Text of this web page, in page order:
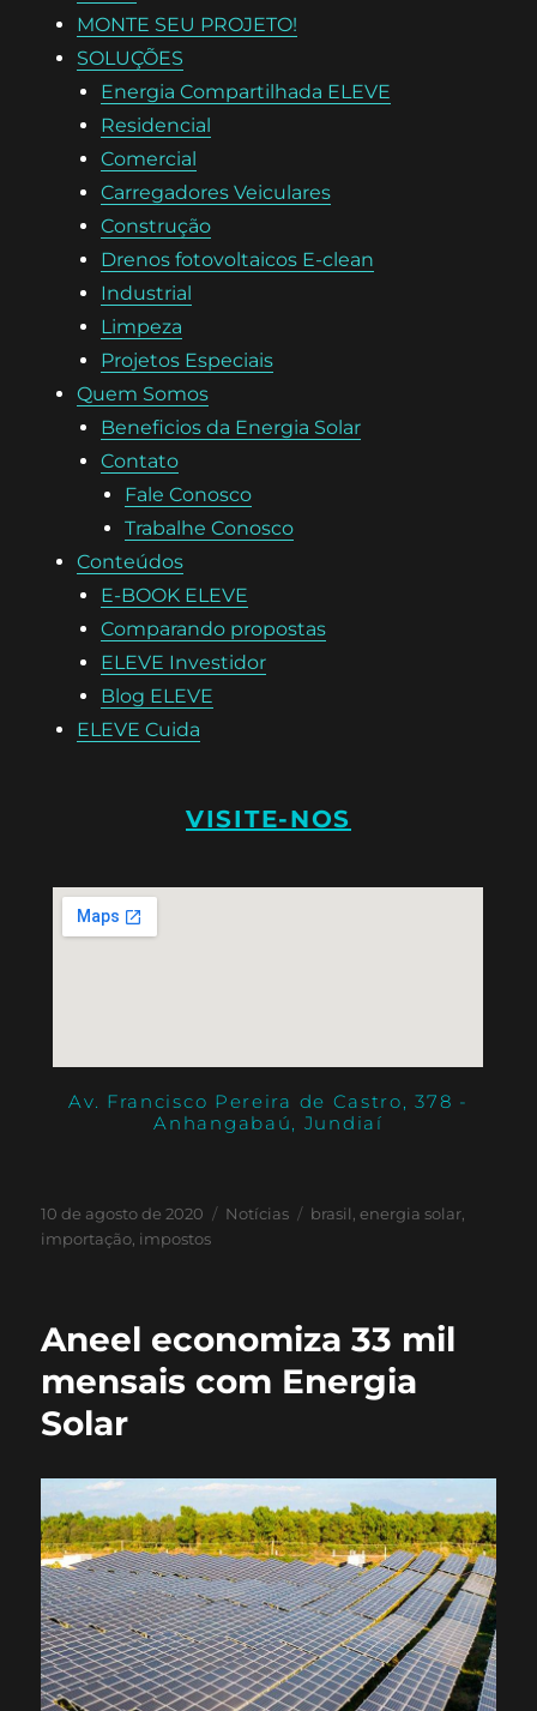
MONTE SEU PROJETO!
SOLUÇÕES
Energia Compartilhada ELEVE
Residencial
Comercial
Carregadores Veiculares
Construção
Drenos fotovoltaicos E-clean
Industrial
Limpeza
Projetos Especiais
Quem Somos
Beneficios da Energia Solar
Contato
Fale Conosco
Trabalhe Conosco
Conteúdos
E-BOOK ELEVE
Comparando propostas
ELEVE Investidor
Blog ELEVE
ELEVE Cuida
VISITE-NOS
Av. Francisco Pereira de Castro, 378 -
Anhangabaú, Jundiaí
10 de agosto de 2020 Notícias brasil ,energia solar
importação impostos
Aneel economiza 33 mil
mensais com Energia
Solar